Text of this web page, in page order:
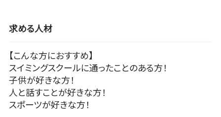
求める人材
【こんな方におすすめ】
スイミングスクールに通ったことのある方！
子供が好きな方！
人と話すことが好きな方！
スポーツが好きな方！